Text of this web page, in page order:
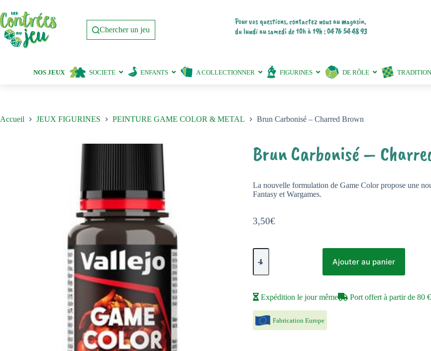
au
contenu
Chercher un jeu
Pour vos questions, contactez nous au magasin,
du lundi au samedi de 10h à 19h : 04 76 54 48 93
NOS JEUX SOCIETE ENFANTS A COLLECTIONNER FIGURINES DE RÔLE
Accueil JEUX FIGURINES PEINTURE GAME COLOR & METAL Brun Carbonisé – Charred Brown
Brun Carbonisé –
3,50€
La nouvelle formulation de Game Color propose une
Fantasy et Wargames.
quantité
de
Carbonisé
Charred
Brown
Ajouter au panier
Expédition le jour même Port offert à partir de 80 €
Fabrication Europe